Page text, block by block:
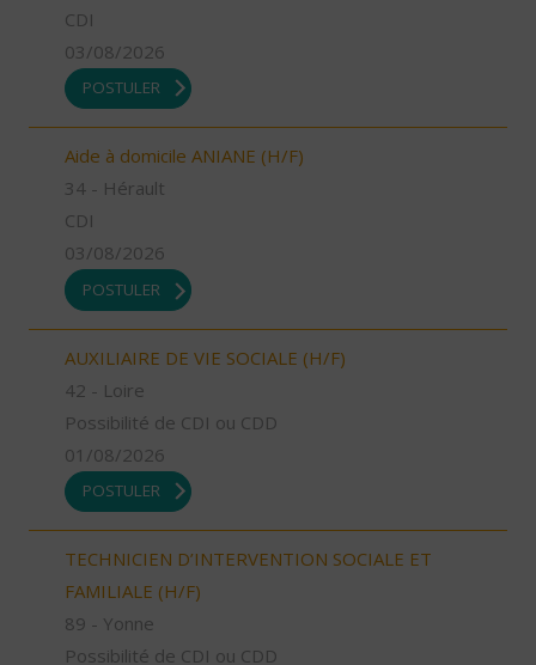
CDI
03/08/2026
POSTULER
Aide à domicile ANIANE (H/F)
34 - Hérault
CDI
03/08/2026
POSTULER
AUXILIAIRE DE VIE SOCIALE (H/F)
42 - Loire
Possibilité de CDI ou CDD
01/08/2026
POSTULER
TECHNICIEN D’INTERVENTION SOCIALE ET
FAMILIALE (H/F)
89 - Yonne
Possibilité de CDI ou CDD